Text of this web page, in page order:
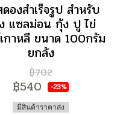
องสำเร็จรูป สำหรับ
แซลม่อน กุ้ง ปู ไข่
กาหลี ขนาด 100กรัม
ยกลัง
฿702
฿540 -23%
มีสินค้าราคาส่ง